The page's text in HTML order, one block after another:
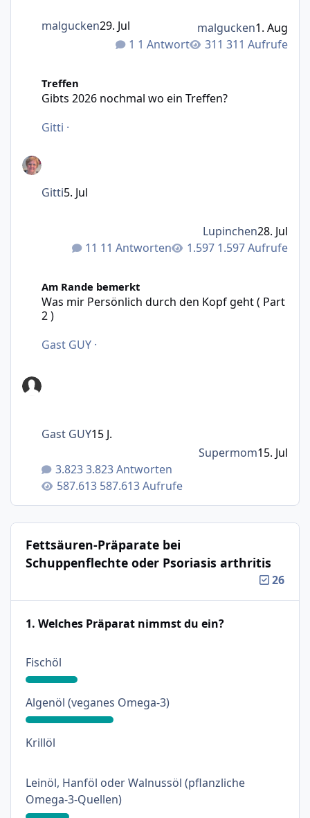
1 Antwort 311 Aufrufe
malgucken29. Jul malgucken1. Aug
Treffen
Gibts 2026 nochmal wo ein Treffen?
Gitti ·
11 Antworten 1.597 Aufrufe
Gitti5. Jul
Lupinchen28. Jul
Am Rande bemerkt
Was mir Persönlich durch den Kopf geht ( Part
2 )
Gast GUY ·
3.823 Antworten
587.613 Aufrufe
Gast GUY15 J.
Supermom15. Jul
Fettsäuren-Präparate bei
Schuppenflechte oder Psoriasis arthritis
26
1. Welches Präparat nimmst du ein?
Fischöl: 20%
Algenöl (veganes Omega-3): 34%
Krillöl: 0%
Leinöl, Hanföl oder Walnussöl (pflanzliche
Omega-3-Quellen): 17%